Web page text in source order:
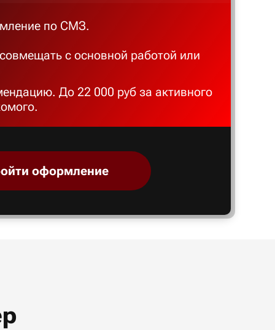
по СМЗ.
с основной работой или
До 22 000 руб за активного
оформление